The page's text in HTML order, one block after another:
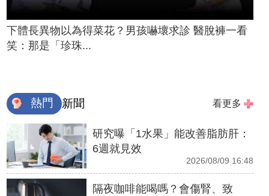
下體長異物以為得菜花？男孩嚇壞求診 醫脫褲一看
笑：那是「珍珠...
熱門 新聞 看更多
研究曝「1水果」能改善脂肪肝：
6週就見效
2026/08/09 16:48
隔夜咖啡能喝嗎？會傷腎、致